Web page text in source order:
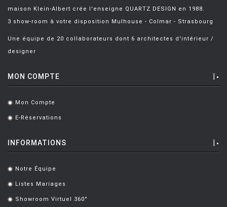
maison Klein-Albert crée l'enseigne QUARTZ DESIGN en 1988.
3 show-room à votre disposition Mulhouse - Colmar - Strasbourg
Une équipe de 20 collaborateurs dont 6 architectes d'intérieur /
designer
MON COMPTE
. Mon Compte
. E-Réservations
INFORMATIONS
. Notre Équipe
. Listes Mariages
. Showroom Virtuel 360°